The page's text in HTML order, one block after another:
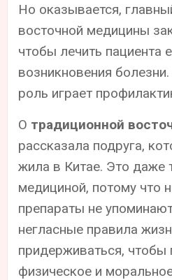
Но оказывается,
восточной медицины
чтобы лечить пациента
возникновения
роль играет
О традиционной
рассказала подруга,
жила в Китае. Это даже
медициной, потому что
препараты не
негласные правила
придерживаться, чтобы
физическое и